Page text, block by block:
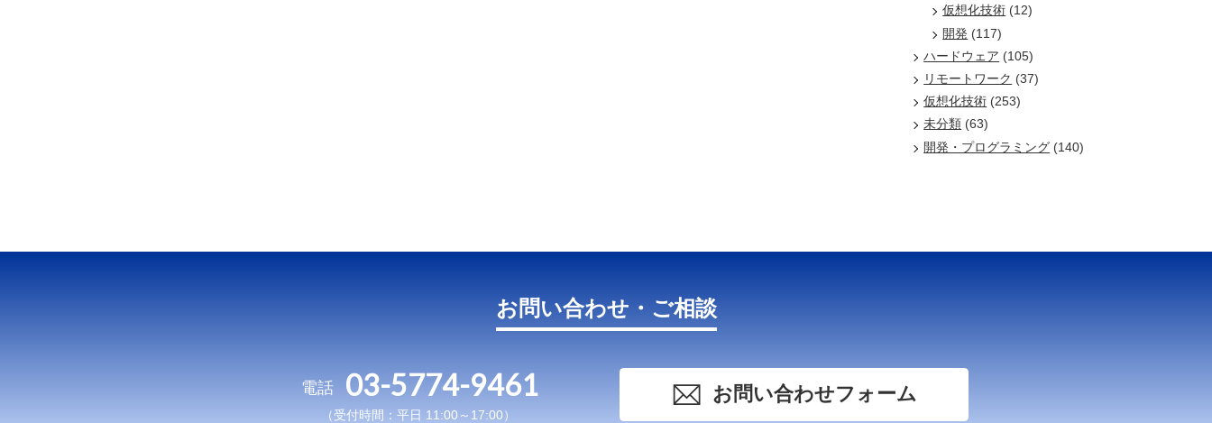
仮想化技術 (12)
開発 (117)
ハードウェア (105)
リモートワーク (37)
仮想化技術 (253)
未分類 (63)
開発・プログラミング (140)
お問い合わせ・ご相談
電話 03-5774-9461
（受付時間：平日 11:00～17:00）
お問い合わせフォーム